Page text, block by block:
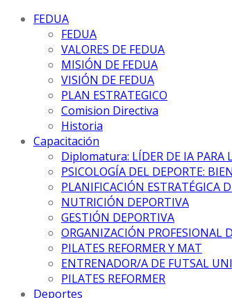
FEDUA
FEDUA
VALORES DE FEDUA
MISIÓN DE FEDUA
VISIÓN DE FEDUA
PLAN ESTRATEGICO
Comision Directiva
Historia
Capacitación
Diplomatura: LÍDER DE IA PARA
PSICOLOGÍA DEL DEPORTE:
PLANIFICACIÓN ESTRATÉGICA
NUTRICIÓN DEPORTIVA
GESTIÓN DEPORTIVA
ORGANIZACIÓN PROFESIONAL
PILATES REFORMER Y MAT
ENTRENADOR/A DE FUTSAL
PILATES REFORMER
Deportes